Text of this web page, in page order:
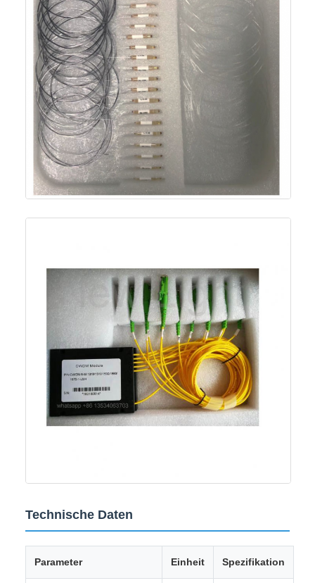
Technische Daten
Parameter Einheit Spezifikation